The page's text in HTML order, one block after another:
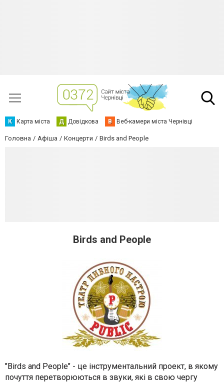
К Карта міста Д Довідкова В Веб-камери міста Чернівці
Головна Афіша Концерти Birds and People
Birds and People
"Birds and People" - це інструментальний проект, в якому
почуття перетворюються в звуки, які в свою чергу